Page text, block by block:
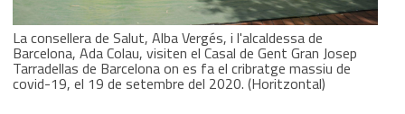
La consellera de Salut, Alba Vergés, i l'alcaldessa de
Barcelona, Ada Colau, visiten el Casal de Gent Gran Josep
Tarradellas de Barcelona on es fa el cribratge massiu de
covid-19, el 19 de setembre del 2020. (Horitzontal)